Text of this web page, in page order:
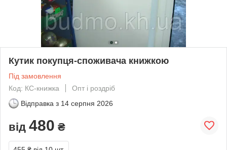
Кутик покупця-споживача книжкою
Під замовлення
Код: КС-книжка
Опт і роздріб
Відправка з 14 серпня 2026
від 480 ₴